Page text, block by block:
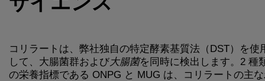
コリラートは、弊社独自の特定酵素基質法（DST）を使
して、大腸菌群および大腸菌を同時に検出します。2 種
の栄養指標である ONPG と MUG は、コリラートの主